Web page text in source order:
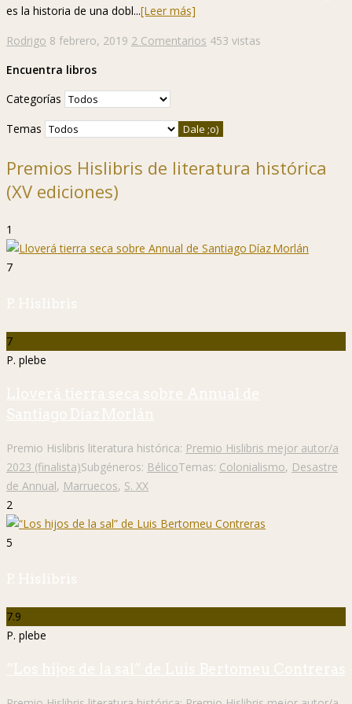
es la historia de una dobl...[Leer más]
Rodrigo 8 febrero, 2019 2 Comentarios 453 vistas
Encuentra libros
Categorías
Temas
Premios Hislibris de literatura histórica
(XV ediciones)
1
7
P. Hislibris
7
P. plebe
Lloverá tierra seca sobre Annual de
Santiago Díaz Morlán
Premio Hislibris literatura histórica: Premio Hislibris mejor autor/a
2023 (finalista)Subgéneros: BélicoTemas: Colonialismo, Desastre
de Annual, Marruecos, S. XX
2
5
P. Hislibris
7.9
P. plebe
“Los hijos de la sal” de Luis Bertomeu Contreras